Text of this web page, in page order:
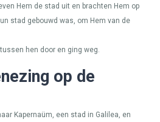
Hem de stad uit en brachten Hem op
stad gebouwd was, om Hem van de
hen door en ging weg.
op de
Kapernaüm, een stad in Galilea, en